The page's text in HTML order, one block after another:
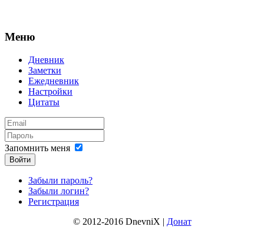
Меню
Дневник
Заметки
Ежедневник
Настройки
Цитаты
Запомнить меня
Войти
Забыли пароль?
Забыли логин?
Регистрация
© 2012-2016 DnevniX | Донат